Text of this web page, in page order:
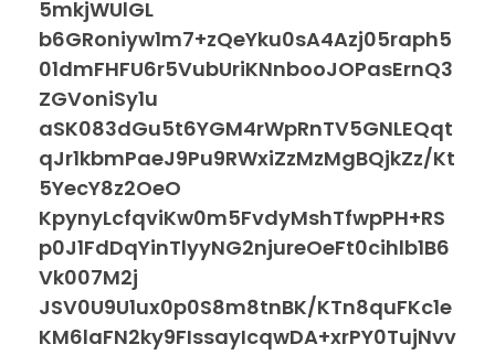
5mkjWUlGL
b6GRoniyw1m7+zQeYku0sA4Azj05raph5
01dmFHFU6r5VubUriKNnbooJOPasErnQ3
ZGVoniSy1u
aSK083dGu5t6YGM4rWpRnTV5GNLEQqt
qJr1kbmPaeJ9Pu9RWxiZzMzMgBQjkZz/Kt
5YecY8z2OeO
KpynyLcfqviKw0m5FvdyMshTfwpPH+RS
p0J1FdDqYinTlyyNG2njureOeFt0cihlb1B6
Vk007M2j
JSV0U9U1ux0p0S8m8tnBK/KTn8quFKc1e
KM6laFN2ky9FIssayIcqwDA+xrPY0TujNvv